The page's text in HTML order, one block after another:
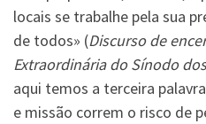
locais se trabalhe pela sua
de todos» (Discurso de
Extraordinária do Sínodo
aqui temos a terceira
e missão correm o risco de